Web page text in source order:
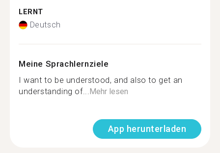
LERNT
Deutsch
Meine Sprachlernziele
I want to be understood, and also to get an
understanding of...Mehr lesen
App herunterladen